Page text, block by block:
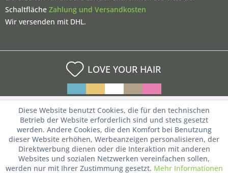
Schaltfläche Zahlung und Versandkosten
Wir versenden mit DHL.
LOVE YOUR HAIR
Diese Website benutzt Cookies, die für den technischen
Betrieb der Website erforderlich sind und stets gesetzt
werden. Andere Cookies, die den Komfort bei Benutzung
dieser Website erhöhen, Werbeanzeigen personalisieren, der
Direktwerbung dienen oder die Interaktion mit anderen
Websites und sozialen Netzwerken vereinfachen sollen,
werden nur mit Ihrer Zustimmung gesetzt. Mehr Informationen